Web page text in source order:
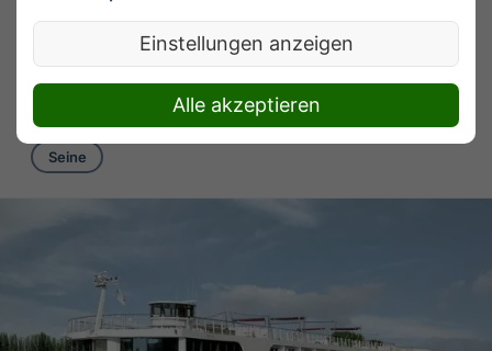
5 Nächte - Seine
Rendez-vous mit A-
ROSA VIVA
5 Nächte von/bis Le Peqc
Seine
Einstellungen anzeigen
Alle akzeptieren